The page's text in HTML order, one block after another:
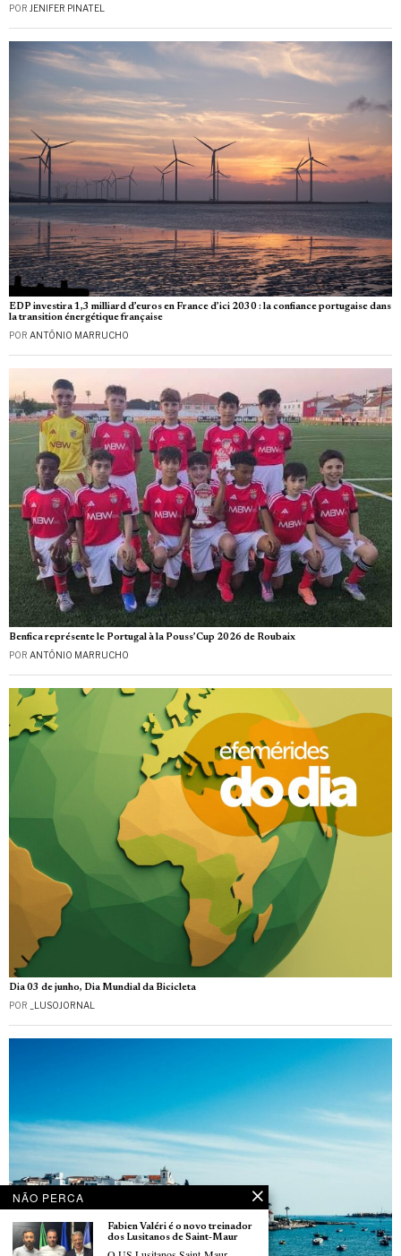
POR JENIFER PINATEL
EDP investira 1,3 milliard d’euros en France d’ici 2030 : la confiance portugaise dans
la transition énergétique française
POR ANTÓNIO MARRUCHO
Benfica représente le Portugal à la Pouss’Cup 2026 de Roubaix
POR ANTÓNIO MARRUCHO
Dia 03 de junho, Dia Mundial da Bicicleta
POR _LUSOJORNAL
NÃO PERCA
Fabien Valéri é o novo treinador
dos Lusitanos de Saint-Maur